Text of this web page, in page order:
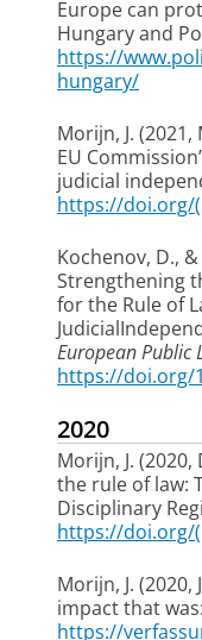
Europe can
Hungary and
https://
hungary/
Morijn, J. (2021,
EU
judicial
https://doi.org/
Kochenov, D.,
Strengthening
for the Rule of
European Public
https://doi.org/
2020
Morijn, J. (2020,
the rule of law:
Disciplinary
https://doi.org/
Morijn, J. (2020,
impact that
https://